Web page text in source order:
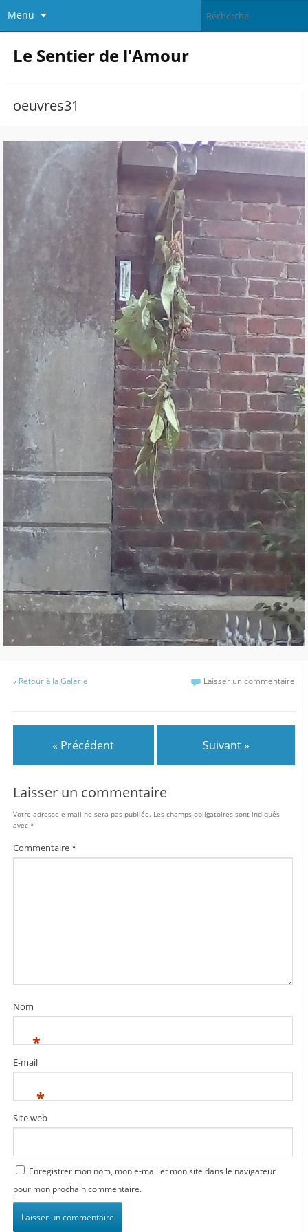
Menu
Le Sentier de l'Amour
oeuvres31
« Retour à la Galerie Laisser un commentaire
« Précédent Suivant »
Laisser un commentaire
Votre adresse e-mail ne sera pas publiée. Les champs obligatoires sont indiqués
avec *
Commentaire*
Nom
*
E-mail
*
Site web
Enregistrer mon nom, mon e-mail et mon site dans le navigateur
pour mon prochain commentaire.